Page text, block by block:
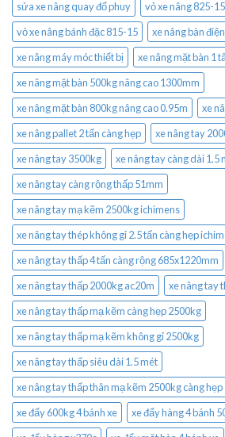
sửa xe nâng quay đổ phuy
vỏ xe nâng 825-15
vỏ xe nâng bánh đặc 815-15
xe nâng bàn
xe nâng máy móc thiết bị
xe nâng mặt bàn 1
xe nâng mặt bàn 500kg nâng cao 1300mm
xe nâng mặt bàn 800kg nâng cao 0.95m
xe
xe nâng pallet 2 tấn càng hẹp
xe nâng tay
xe nâng tay 3500kg
xe nâng tay càng dài 1.5
xe nâng tay càng rộng thấp 51mm
xe nâng tay mạ kẽm 2500kg ichimens
xe nâng tay thép không gỉ 2.5 tấn càng hẹp
xe nâng tay thấp 4 tấn càng rộng 685x1220mm
xe nâng tay thấp 2000kg ac20m
xe nâng tay
xe nâng tay thấp mạ kẽm càng hẹp 2500kg
xe nâng tay thấp mạ kẽm không gỉ 2500kg
xe nâng tay thấp siêu dài 1.5 mét
xe nâng tay thấp thân mạ kẽm 2500kg càng hẹp
xe đẩy 600kg 4 bánh xe
xe đẩy hàng 4 bánh